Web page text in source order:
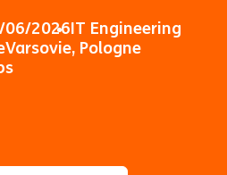
06/2026IT Engineering
Varsovie, Pologne